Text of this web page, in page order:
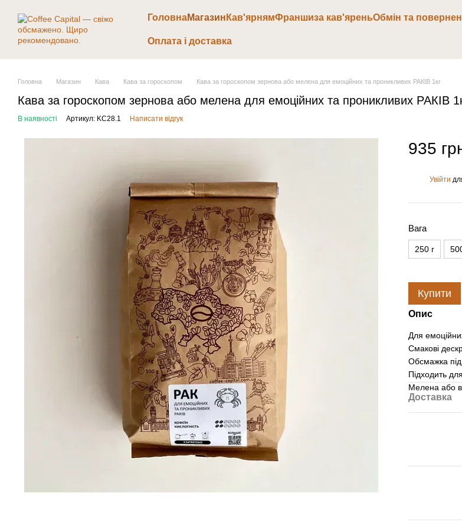
ГоловнаМагазин Кав'ярнямФраншиза кав'яреньОбмін та
Оплата і доставка
Головна Магазин Кава Кава за гороскопом Кава за гороскопом зернова або мелена для емоційних та проникливих РАКІВ 1кг
Кава за гороскопом зернова або мелена для емоційних та проникливих РАКІВ
В наявності Артикул: KC28.1 Написати відгук
935
Увійти
Вага
250 г
Купити
Опис
Для
Смакові
Обсмажка під
Підходить
Мелена або в
Доставка